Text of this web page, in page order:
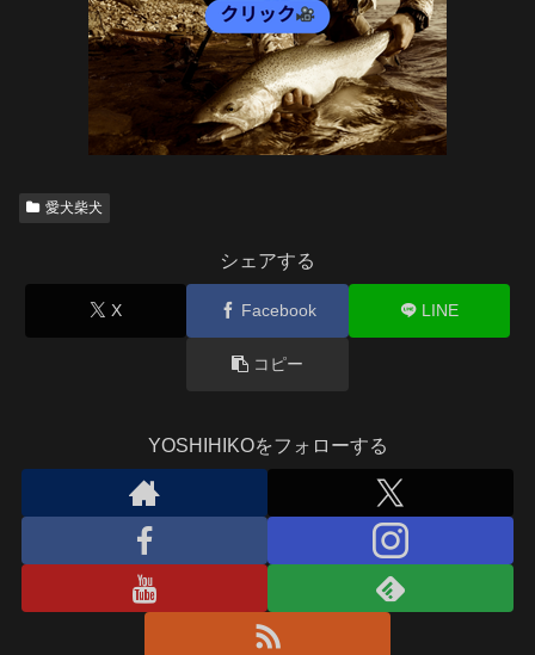
愛犬柴犬
シェアする
X Facebook LINE
コピー
YOSHIHIKOをフォローする